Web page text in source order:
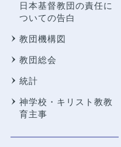
日本基督教団の責任に
ついての告白
教団機構図
教団総会
統計
神学校・キリスト教教
育主事